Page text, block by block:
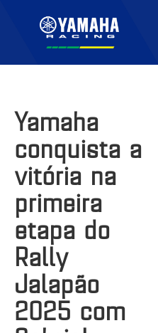
Yamaha
conquista a
vitória na
primeira
etapa do
Rally
Jalapão
2025 com